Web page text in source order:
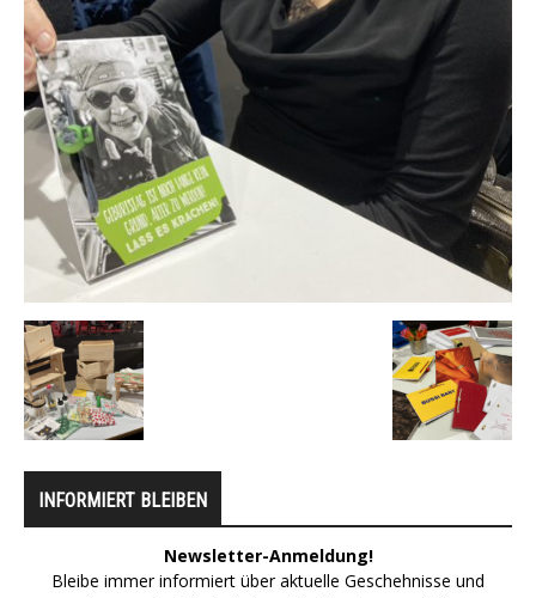
INFORMIERT BLEIBEN
Newsletter-Anmeldung!
Bleibe immer informiert über aktuelle Geschehnisse und